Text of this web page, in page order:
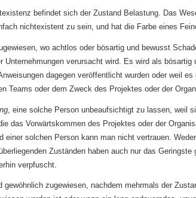
befindet sich der Zustand Belastung. Das
nichtexistent zu sein, und hat die Farbe eines
wo achtlos oder bösartig und bewusst
Unternehmungen verursacht wird. Es wird als bösartig
dagegen veröffentlicht wurden oder weil es
Teams oder dem Zweck des Projektes oder der
, eine solche Person unbeaufsichtigt zu lassen, weil
das Vorwärtskommen des Projektes oder der
einer solchen Person kann man nicht vertrauen.
Zuständen haben auch nur das Geringste
verpfuscht.
gewöhnlich zugewiesen, nachdem mehrmals der